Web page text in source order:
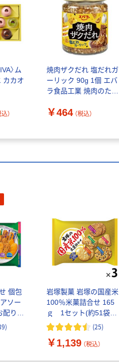
〉ム
カカオ
込）
焼肉ザクだれ 塩だれガ
ーリック 90g 1個 エバ
ラ食品工業 焼肉のたれ
￥464 （税込）
個包
)
岩塚製菓 岩塚の国産米
100％米菓詰合せ 165
ｇ 1セット(約51袋：
約17袋入×3パック)
(25)
￥1,139 （税込）